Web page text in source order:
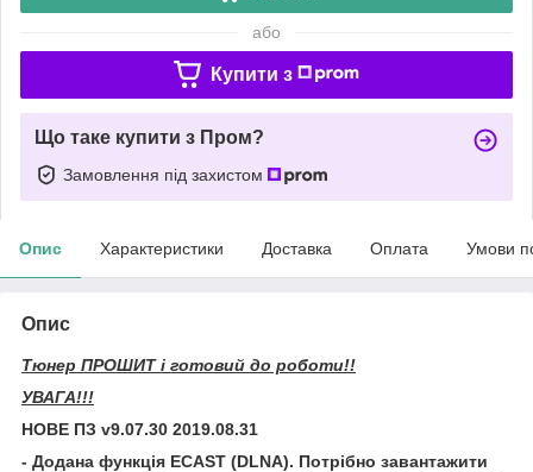
або
Купити з
Що таке купити з Пром?
Замовлення під захистом
Опис Характеристики Доставка Оплата Умови
Опис
Тюнер ПРОШИТ і готовий до роботи!!
УВАГА!!!
НОВЕ ПЗ v9.07.30 2019.08.31
- Додана функція ECAST (DLNA). Потрібно завантажити